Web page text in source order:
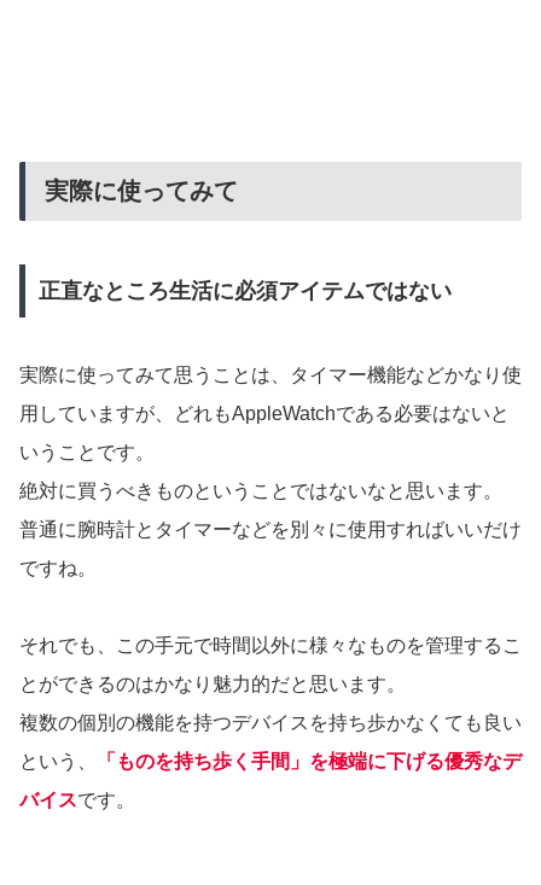
実際に使ってみて
正直なところ生活に必須アイテムではない
実際に使ってみて思うことは、タイマー機能などかなり使
用していますが、どれもAppleWatchである必要はないと
いうことです。
絶対に買うべきものということではないなと思います。
普通に腕時計とタイマーなどを別々に使用すればいいだけ
ですね。
それでも、この手元で時間以外に様々なものを管理するこ
とができるのはかなり魅力的だと思います。
複数の個別の機能を持つデバイスを持ち歩かなくても良い
という、
「ものを持ち歩く手間」を極端に下げる優秀なデ
バイスです。